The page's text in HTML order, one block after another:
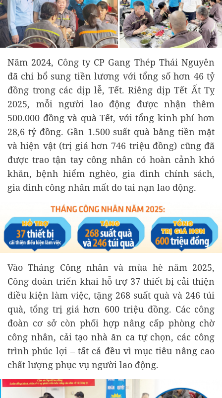
Năm 2024, Công ty CP Gang Thép Thái Nguyên
đã chi bổ sung tiền lương với tổng số hơn 46 tỷ
đồng trong các dịp lễ, Tết. Riêng dịp Tết Ất Tỵ
2025, mỗi người lao động được nhận thêm
500.000 đồng và quà Tết, với tổng kinh phí hơn
28,6 tỷ đồng. Gần 1.500 suất quà bằng tiền mặt
và hiện vật (trị giá hơn 746 triệu đồng) cũng đã
được trao tận tay công nhân có hoàn cảnh khó
khăn, bệnh hiểm nghèo, gia đình chính sách,
gia đình công nhân mất do tai nạn lao động.
Vào Tháng Công nhân và mùa hè năm 2025,
Công đoàn triển khai hỗ trợ 37 thiết bị cải thiện
điều kiện làm việc, tặng 268 suất quà và 246 túi
quà, tổng trị giá hơn 600 triệu đồng. Các công
đoàn cơ sở còn phối hợp nâng cấp phòng chờ
công nhân, cải tạo nhà ăn ca tự chọn, các công
trình phúc lợi – tất cả đều vì mục tiêu nâng cao
chất lượng phục vụ người lao động.